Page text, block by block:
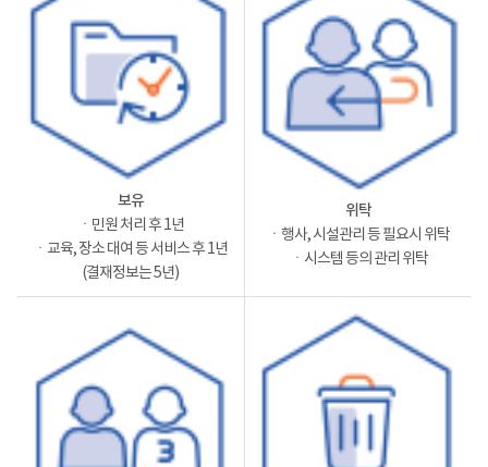
보유
ㆍ민원 처리 후 1년
ㆍ교육, 장소 대여 등 서비스 후 1년
(결재정보는 5년)
위탁
ㆍ행사, 시설관리 등 필요시 위탁
ㆍ시스템 등의 관리 위탁